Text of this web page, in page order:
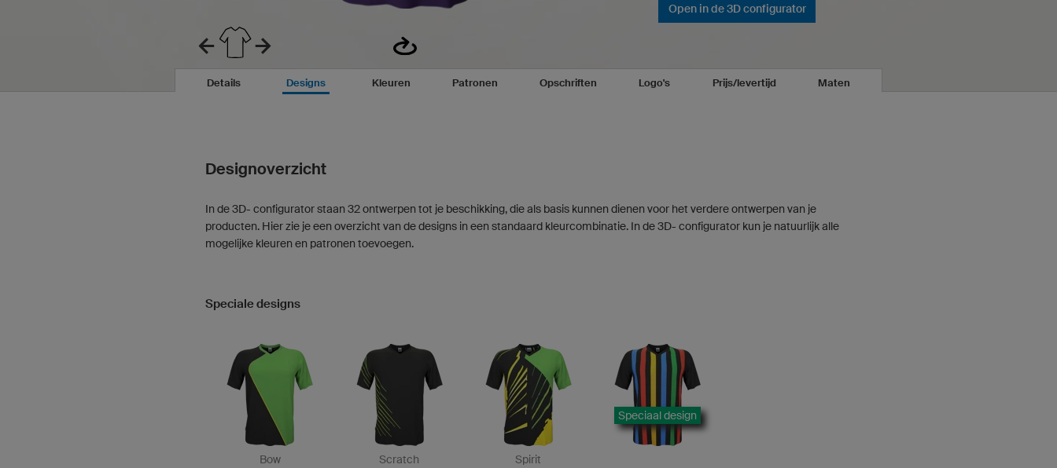
Open in de 3D configurator
Details Designs Kleuren Patronen Opschriften Logo's Prijs/levertijd Maten
Designoverzicht
In de 3D- configurator staan 32 ontwerpen tot je beschikking, die als basis kunnen dienen voor het verdere ontwerpen van je
producten. Hier zie je een overzicht van de designs in een standaard kleurcombinatie. In de 3D- configurator kun je natuurlijk alle
mogelijke kleuren en patronen toevoegen.
Speciale designs
Bow Scratch Spirit
Speciaal design